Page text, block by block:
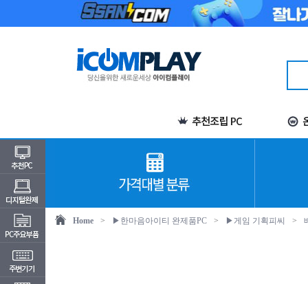
Home > ▶한마음아이티 완제품PC > ▶게임 기획피씨 >